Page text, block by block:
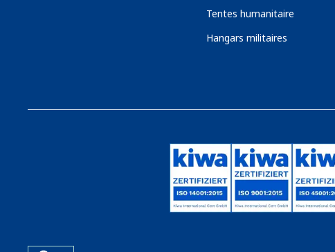
Tentes humanitaire
Hangars militaires